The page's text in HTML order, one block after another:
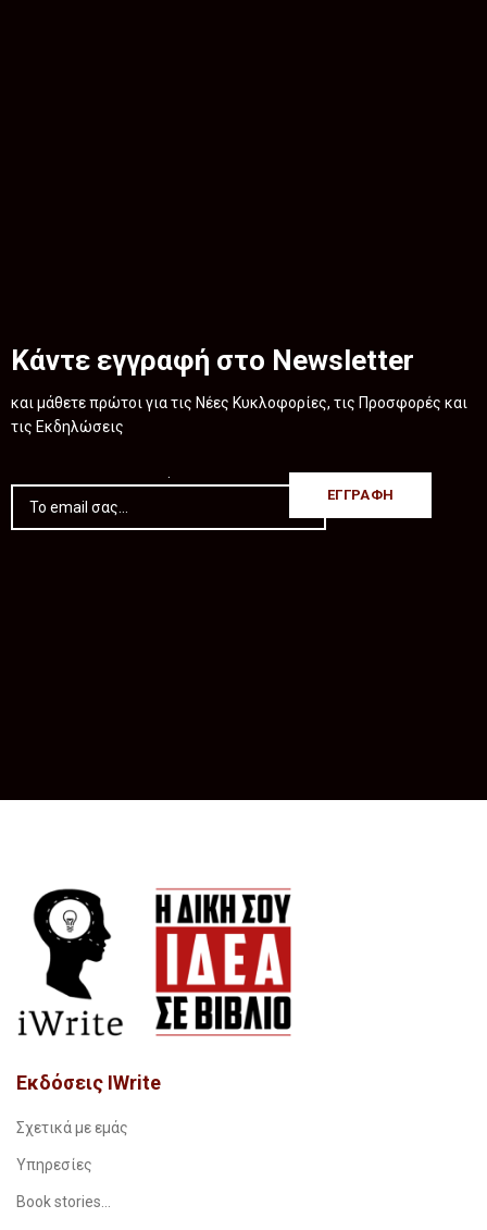
Κάντε εγγραφή στο Newsletter
και μάθετε πρώτοι για τις Νέες Κυκλοφορίες, τις Προσφορές και
τις Εκδηλώσεις
.
Εκδόσεις IWrite
Σχετικά με εμάς
Υπηρεσίες
Book stories…